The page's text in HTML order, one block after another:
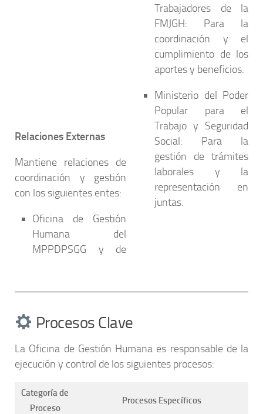
Relaciones Externas
Mantiene relaciones de
coordinación y gestión
con los siguientes entes:
Oficina de Gestión
Humana del
MPPDPSGG y de
Trabajadores de la
FMJGH: Para la
coordinación y el
cumplimiento de los
aportes y beneficios.
Ministerio del Poder
Popular para el
Trabajo y Seguridad
Social: Para la
gestión de trámites
laborales y la
representación en
juntas.
Procesos Clave
La Oficina de Gestión Humana es responsable de la
ejecución y control de los siguientes procesos:
Categoría de
Proceso
Procesos Específicos